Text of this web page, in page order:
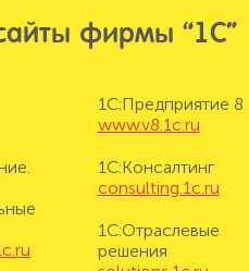
фирмы “1С”
1С:Предприятие 8
www.v8.1c.ru
1С:Консалтинг
consulting.1c.ru
1С:Отраслевые
решения